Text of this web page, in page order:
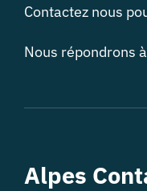
Contactez nous
Nous répondrons
Alpes